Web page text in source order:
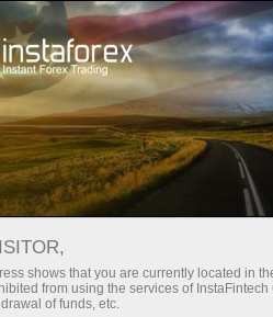
अभियान स्पर्धाएँ
इंस्टाफॉरेक्ष् :
shows that you are currently located in
from using the services of
of funds, etc.